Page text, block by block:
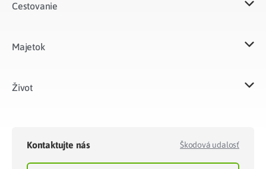
Cestovanie
Majetok​
Život​
Kontaktujte nás Škodová udalosť